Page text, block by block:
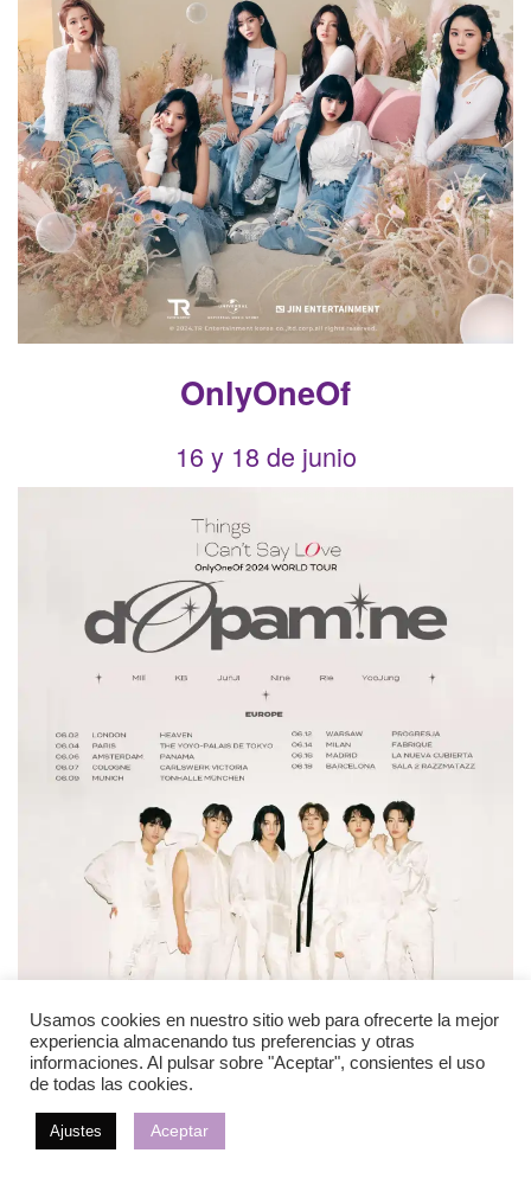
OnlyOneOf
16 y 18 de junio
»Aquí puedes ver cómo fue
Usamos cookies en nuestro sitio web para ofrecerte la mejor
experiencia almacenando tus preferencias y otras
informaciones. Al pulsar sobre "Aceptar", consientes el uso
de todas las cookies.
Ajustes Aceptar